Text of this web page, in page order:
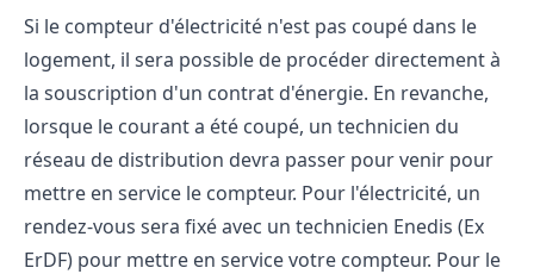
Si le compteur d'électricité n'est pas coupé dans le
logement, il sera possible de procéder directement à
la souscription d'un contrat d'énergie. En revanche,
lorsque le courant a été coupé, un technicien du
réseau de distribution devra passer pour venir pour
mettre en service le compteur. Pour l'électricité, un
rendez-vous sera fixé avec un technicien Enedis (Ex
ErDF) pour mettre en service votre compteur. Pour le